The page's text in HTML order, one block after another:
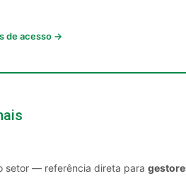
de acesso →
setor — referência direta para